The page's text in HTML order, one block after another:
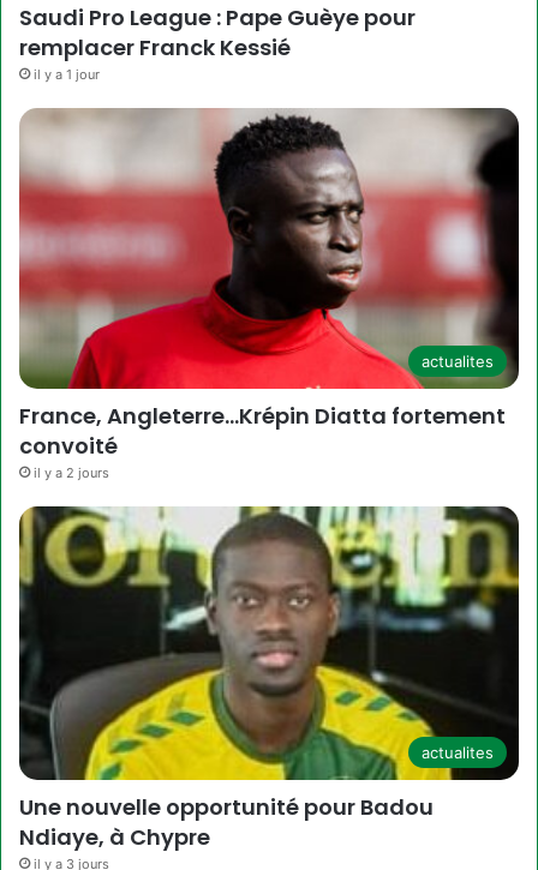
Saudi Pro League : Pape Guèye pour
remplacer Franck Kessié
il y a 1 jour
actualites
France, Angleterre…Krépin Diatta fortement
convoité
il y a 2 jours
actualites
Une nouvelle opportunité pour Badou
Ndiaye, à Chypre
il y a 3 jours